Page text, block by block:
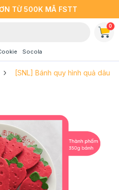
TỪ 500K MÃ FSTT
Socola
0
[SNL] Bánh quy hình quả dâu